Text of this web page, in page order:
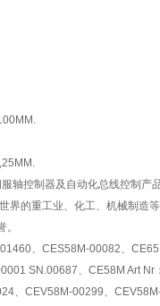
轴控制器及自动化总线控制
界的重工业、化工、机械制
、 CES58M-00082、
SN.00687、 CE58M Art Nr
、 CEV58M-00299、